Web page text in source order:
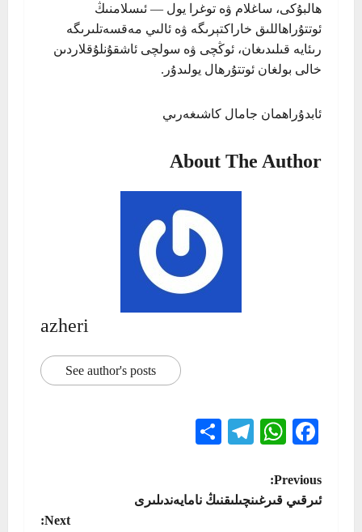
ھالبۇكى، ساغلام ۋە توغرا يول — ئىسلامنىڭ
ئوتتۇراھاللىق خاراكتېرىگە ۋە ئالىي مەقسەتلىرىگە
رىئايە قىلىدىغان، ئوڭچى ۋە سولچى ئاشقۇنلۇقلاردىن
خالى بولغان ئوتتۇرھال يولىدۇر.
ئابدۇراھمان جامال كاشىغەرىي
About The Author
azheri
See author's posts
Facebook
WhatsApp
Telegram
P
Previous:
ئىرقىي قىرغىنچىلىقنىڭ نامايەندىلىرى
Next: